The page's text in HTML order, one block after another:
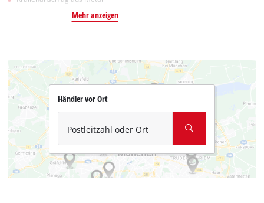
Mehr anzeigen
Händler vor Ort
Postleitzahl oder Ort